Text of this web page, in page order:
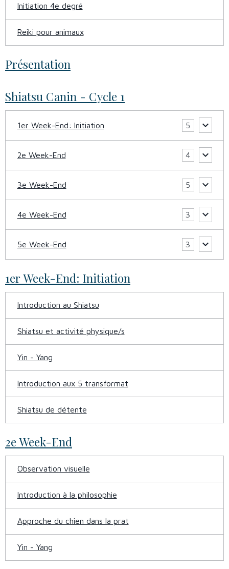
Initiation 4e degré
Reiki pour animaux
Présentation
Shiatsu Canin - Cycle 1
1er Week-End: Initiation 5
2e Week-End 4
3e Week-End 5
4e Week-End 3
5e Week-End 3
1er Week-End: Initiation
Introduction au Shiatsu
Shiatsu et activité physique/s
Yin - Yang
Introduction aux 5 transformat
Shiatsu de détente
2e Week-End
Observation visuelle
Introduction à la philosophie
Approche du chien dans la prat
Yin - Yang